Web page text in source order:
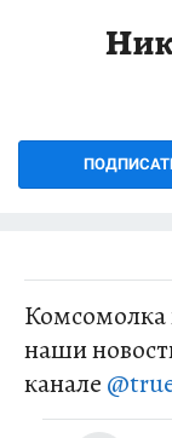
Комсомолка
наши
канале